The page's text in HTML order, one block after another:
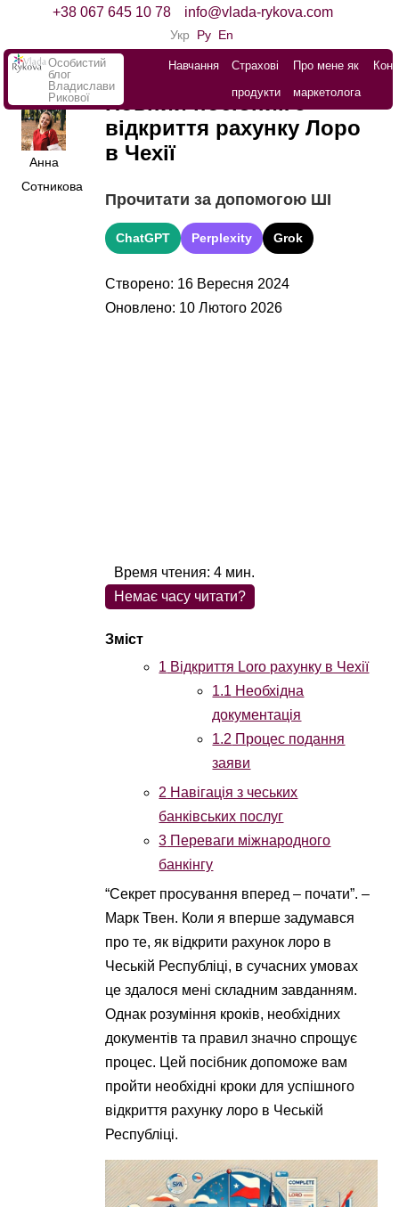
+38 067 645 10 78 info@vlada-rykova.com
Укр Ру En
Особистий
блог
Владислави
Рикової
Навчання
Страхові
продукти
Про мене як
маркетолога
Анна
Сотникова
Повний посібник з
відкриття рахунку Лоро
в Чехії
Прочитати за допомогою ШІ
ChatGPT Perplexity Grok
Створено: 16 Вересня 2024
Оновлено: 10 Лютого 2026
Немає часу читати?
1 Відкриття Loro рахунку в Чехії
1.1 Необхідна
документація
1.2 Процес подання
заяви
2 Навігація з чеських
банківських послуг
3 Переваги міжнародного
банкінгу
Время чтения:4 мин.
“Секрет просування вперед – почати”. –
Марк Твен. Коли я вперше задумався
про те, як відкрити рахунок лоро в
Чеській Республіці, в сучасних умовах
це здалося мені складним завданням.
Однак розуміння кроків, необхідних
документів та правил значно спрощує
процес. Цей посібник допоможе вам
пройти необхідні кроки для успішного
відкриття рахунку лоро в Чеській
Республіці.